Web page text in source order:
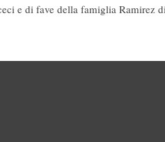
e di fave della famiglia Ramirez